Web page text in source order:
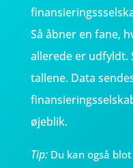
Så åbner en fane,
allerede er udfyldt.
tallene. Data
øjeblik.
Tip: Du kan også